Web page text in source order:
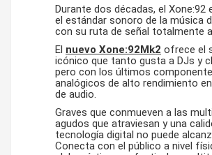
Durante dos décadas, el Xone:92
el estándar sonoro de la música
con su ruta de señal totalmente
El nuevo Xone:92Mk2 ofrece el
icónico que tanto gusta a DJs y
pero con los últimos
analógicos de alto rendimiento
de audio.
Graves que conmueven a las
agudos que atraviesan y una
tecnología digital no puede
Conecta con el público a nivel